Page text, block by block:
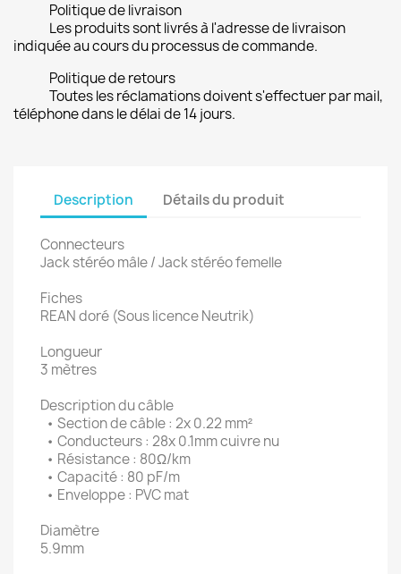
Politique de livraison
Les produits sont livrés à l'adresse de livraison
indiquée au cours du processus de commande.
Politique de retours
Toutes les réclamations doivent s'effectuer par mail,
téléphone dans le délai de 14 jours.
Description Détails du produit
Connecteurs
Jack stéréo mâle / Jack stéréo femelle
Fiches
REAN doré (Sous licence Neutrik)
Longueur
3 mètres
Description du câble
• Section de câble : 2x 0.22 mm²
• Conducteurs : 28x 0.1mm cuivre nu
• Résistance : 80Ω/km
• Capacité : 80 pF/m
• Enveloppe : PVC mat
Diamètre
5.9mm